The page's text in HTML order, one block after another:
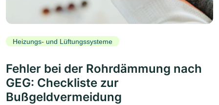
Heizungs- und Lüftungssysteme
Fehler bei der Rohrdämmung nach
GEG: Checkliste zur
Bußgeldvermeidung